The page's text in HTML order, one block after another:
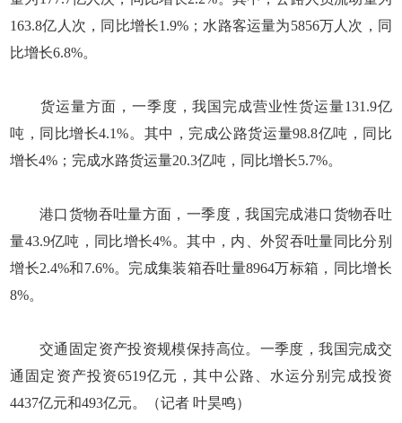
163.8亿人次，同比增长1.9%；水路客运量为5856万人次，同
比增长6.8%。
货运量方面，一季度，我国完成营业性货运量131.9亿
吨，同比增长4.1%。其中，完成公路货运量98.8亿吨，同比
增长4%；完成水路货运量20.3亿吨，同比增长5.7%。
港口货物吞吐量方面，一季度，我国完成港口货物吞吐
量43.9亿吨，同比增长4%。其中，内、外贸吞吐量同比分别
增长2.4%和7.6%。完成集装箱吞吐量8964万标箱，同比增长
8%。
交通固定资产投资规模保持高位。一季度，我国完成交
通固定资产投资6519亿元，其中公路、水运分别完成投资
4437亿元和493亿元。（记者 叶昊鸣）